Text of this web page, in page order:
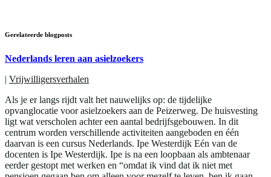
Gerelateerde blogposts
Nederlands leren aan asielzoekers
| Vrijwilligersverhalen
Als je er langs rijdt valt het nauwelijks op: de tijdelijke
opvanglocatie voor asielzoekers aan de Peizerweg. De huisvesting
ligt wat verscholen achter een aantal bedrijfsgebouwen. In dit
centrum worden verschillende activiteiten aangeboden en één
daarvan is een cursus Nederlands. Ipe Westerdijk Eén van de
docenten is Ipe Westerdijk. Ipe is na een loopbaan als ambtenaar
eerder gestopt met werken en “omdat ik vind dat ik niet met